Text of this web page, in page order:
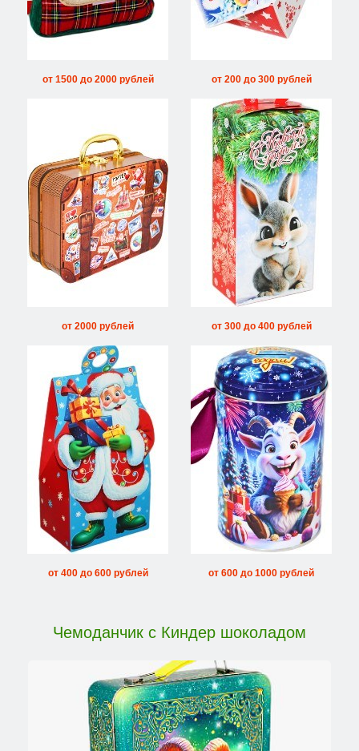
от 1500 до 2000 рублей от 200 до 300 рублей
от 2000 рублей от 300 до 400 рублей
от 400 до 600 рублей от 600 до 1000 рублей
Чемоданчик с Киндер шоколадом